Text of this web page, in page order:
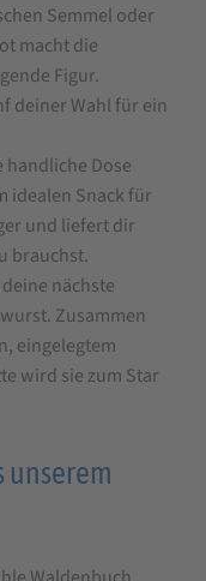
Semmel oder
macht die
Figur.
deiner Wahl für ein
handliche Dose
idealen Snack für
und liefert dir
brauchst.
nächste
Zusammen
eingelegtem
wird sie zum Star
unserem